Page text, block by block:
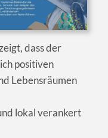
dass der
positiven
Lebensräumen
lokal verankert